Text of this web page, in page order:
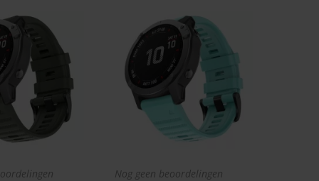
Nog geen beoordelingen